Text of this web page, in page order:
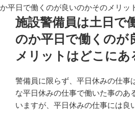
か平日で働くのが良いのかそのメリッ
施設警備員は土日で
のか平日で働くのが
メリットはどこにあ
警備員に限らず、平日休みの仕事
な平日休みの仕事で働いた事のあ
いますが、平日休みの仕事には良